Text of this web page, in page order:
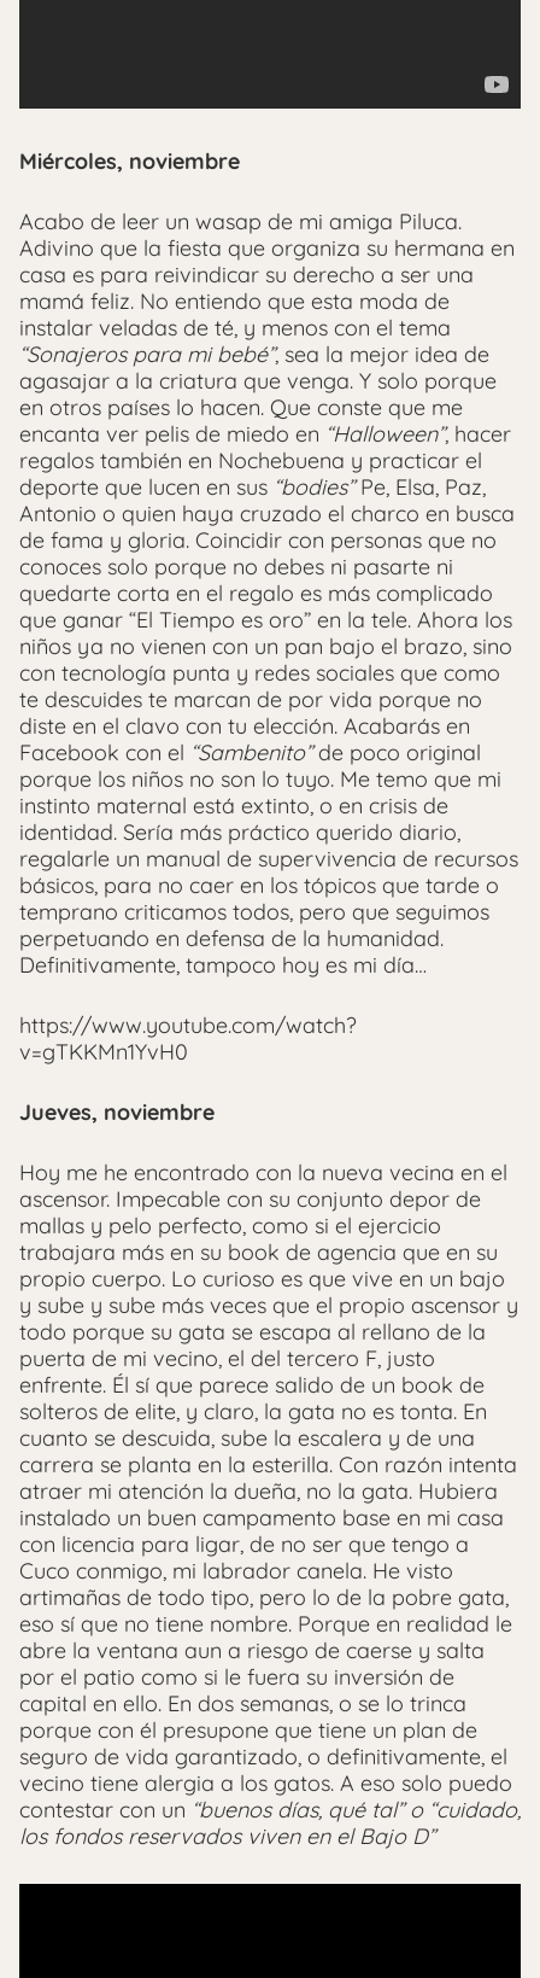
Miércoles, noviembre
Acabo de leer un wasap de mi amiga Piluca.
Adivino que la fiesta que organiza su hermana en
casa es para reivindicar su derecho a ser una
mamá feliz. No entiendo que esta moda de
instalar veladas de té, y menos con el tema
“Sonajeros para mi bebé”, sea la mejor idea de
agasajar a la criatura que venga. Y solo porque
en otros países lo hacen. Que conste que me
encanta ver pelis de miedo en “Halloween”, hacer
regalos también en Nochebuena y practicar el
deporte que lucen en sus “bodies”Pe, Elsa, Paz,
Antonio o quien haya cruzado el charco en busca
de fama y gloria. Coincidir con personas que no
conoces solo porque no debes ni pasarte ni
quedarte corta en el regalo es más complicado
que ganar “El Tiempo es oro” en la tele. Ahora los
niños ya no vienen con un pan bajo el brazo, sino
con tecnología punta y redes sociales que como
te descuides te marcan de por vida porque no
diste en el clavo con tu elección. Acabarás en
Facebook con el “Sambenito”de poco original
porque los niños no son lo tuyo. Me temo que mi
instinto maternal está extinto, o en crisis de
identidad. Sería más práctico querido diario,
regalarle un manual de supervivencia de recursos
básicos, para no caer en los tópicos que tarde o
temprano criticamos todos, pero que seguimos
perpetuando en defensa de la humanidad.
Definitivamente, tampoco hoy es mi día…
https://www.youtube.com/watch?
v=gTKKMn1YvH0
Jueves, noviembre
Hoy me he encontrado con la nueva vecina en el
ascensor. Impecable con su conjunto depor de
mallas y pelo perfecto, como si el ejercicio
trabajara más en su book de agencia que en su
propio cuerpo. Lo curioso es que vive en un bajo
y sube y sube más veces que el propio ascensor y
todo porque su gata se escapa al rellano de la
puerta de mi vecino, el del tercero F, justo
enfrente. Él sí que parece salido de un book de
solteros de elite, y claro, la gata no es tonta. En
cuanto se descuida, sube la escalera y de una
carrera se planta en la esterilla. Con razón intenta
atraer mi atención la dueña, no la gata. Hubiera
instalado un buen campamento base en mi casa
con licencia para ligar, de no ser que tengo a
Cuco conmigo, mi labrador canela. He visto
artimañas de todo tipo, pero lo de la pobre gata,
eso sí que no tiene nombre. Porque en realidad le
abre la ventana aun a riesgo de caerse y salta
por el patio como si le fuera su inversión de
capital en ello. En dos semanas, o se lo trinca
porque con él presupone que tiene un plan de
seguro de vida garantizado, o definitivamente, el
vecino tiene alergia a los gatos. A eso solo puedo
contestar con un “buenos días, qué tal” o “cuidado,
los fondos reservados viven en el Bajo D”